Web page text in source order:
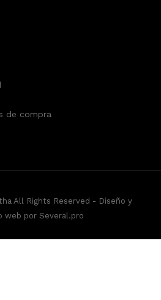
de compra
All Rights Reserved - Diseño y
web por Several.pro